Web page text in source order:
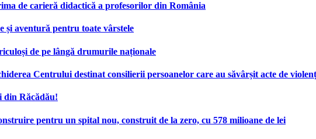
de carieră didactică a profesorilor din România
și aventură pentru toate vârstele
de pe lângă drumurile naționale
Centrului destinat consilierii persoanelor care au săvârșit acte de
din Răcădău!
pentru un spital nou, construit de la zero, cu 578 milioane de lei